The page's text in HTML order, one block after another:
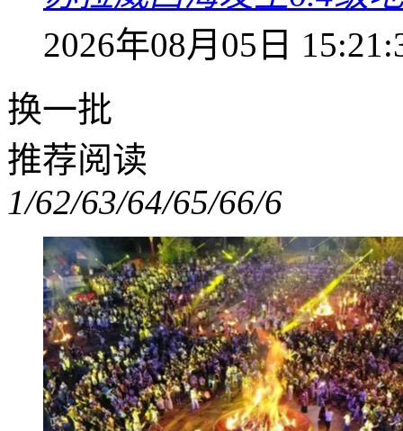
2026年08月05日
换一批
推荐阅读
1/62/63/64/65/66/6